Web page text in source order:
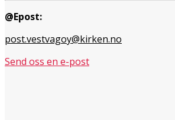
@Epost:
post.vestvagoy@kirken.no
Send oss en e-post